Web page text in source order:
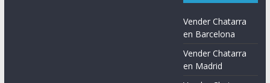
Vender Chatarra
en Barcelona
Vender Chatarra
en Madrid